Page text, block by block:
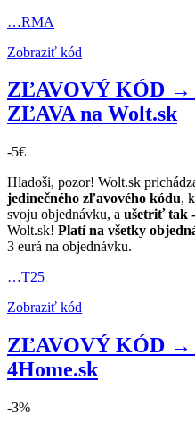
…RMA
Zobraziť kód
ZĽAVOVÝ KÓD →
ZĽAVA na Wolt.sk
-5€
Hladoši, pozor! Wolt.sk
jedinečného zľavového kódu,
svoju objednávku, a ušetriť tak
Wolt.sk! Platí na všetky
3 eurá na objednávku.
…T25
Zobraziť kód
ZĽAVOVÝ KÓD →
4Home.sk
-3%